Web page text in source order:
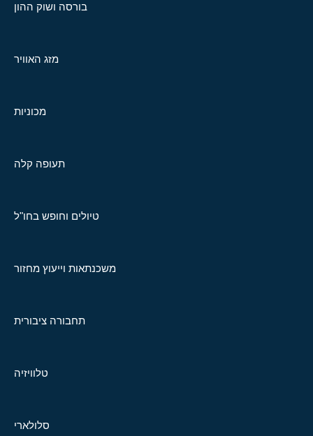
בורסה ושוק ההון
מזג האוויר
מכוניות
תעופה קלה
טיולים וחופש בחו"ל
משכנתאות וייעוץ מחזור
תחבורה ציבורית
טלוויזיה
סלולארי